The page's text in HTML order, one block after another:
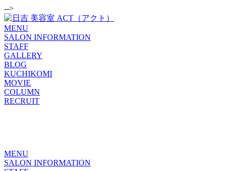
-->
MENU
SALON INFORMATION
STAFF
GALLERY
BLOG
KUCHIKOMI
MOVIE
COLUMN
RECRUIT
MENU
SALON INFORMATION